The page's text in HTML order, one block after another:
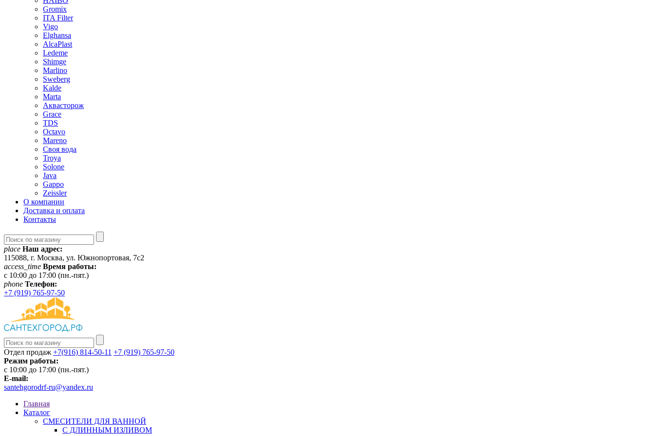
Gromix
ITA Filter
Vigo
Elghansa
AlcaPlast
Ledeme
Shimge
Marlino
Sweberg
Kalde
Marta
Аквасторож
Grace
TDS
Octavo
Mareno
Своя вода
Troya
Solone
Java
Gappo
Zeissler
О компании
Доставка и оплата
Контакты
place Наш адрес:
115088, г. Москва, ул. Южнопортовая, 7с2
access_time Время работы:
c 10:00 до 17:00 (пн.-пят.)
phone Телефон:
+7 (919) 765-97-50
Отдел продаж +7(916) 814-50-11 +7 (919) 765-97-50
Режим работы:
c 10:00 до 17:00 (пн.-пят.)
E-mail:
santehgorodrf-ru@yandex.ru
Главная
Каталог
СМЕСИТЕЛИ ДЛЯ ВАННОЙ
С ДЛИННЫМ ИЗЛИВОМ